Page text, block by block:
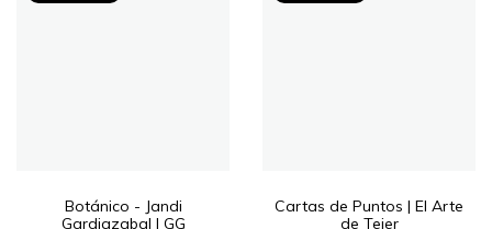
Botánico - Jandi
Gardiazabal | GG
Cartas de Puntos | El Arte
de Tejer